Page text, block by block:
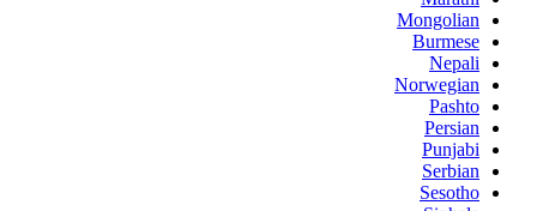
Mongolian
Burmese
Nepali
Norwegian
Pashto
Persian
Punjabi
Serbian
Sesotho